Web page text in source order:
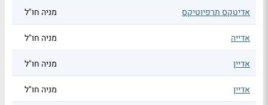
אדיטקס תרפיוטיקס מניה חו"ל
אדייה מניה חו"ל
אדיין מניה חו"ל
אדיין מניה חו"ל